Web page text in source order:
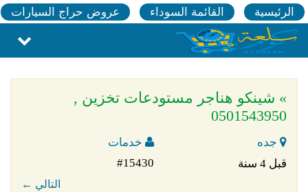
الرئيسية القائمة السوداء عروض حراج السيارات
» شينكو هناجر مستودعات تخزين ,
0501543950
جده
خدمات
قبل 4 سنة
#15430
← التالي